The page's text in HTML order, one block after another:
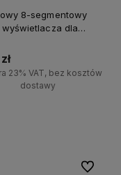
8-segmentowy
wyświetlacza dla
23% VAT, bez kosztów
dostawy
Do